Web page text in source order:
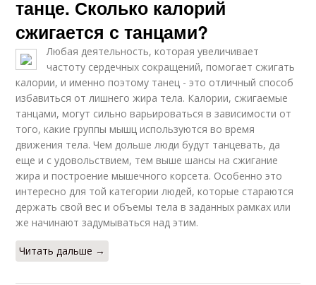
танце. Сколько калорий
сжигается с танцами?
Любая деятельность, которая увеличивает
частоту сердечных сокращений, помогает сжигать
калории, и именно поэтому танец - это отличный способ
избавиться от лишнего жира тела. Калории, сжигаемые
танцами, могут сильно варьироваться в зависимости от
того, какие группы мышц используются во время
движения тела. Чем дольше люди будут танцевать, да
еще и с удовольствием, тем выше шансы на сжигание
жира и построение мышечного корсета. Особенно это
интересно для той категории людей, которые стараются
держать свой вес и объемы тела в заданных рамках или
же начинают задумываться над этим.
Читать дальше →